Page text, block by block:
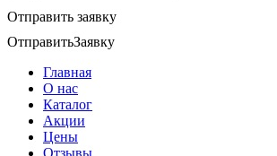
Отправить заявку
ОтправитьЗаявку
Главная
О нас
Каталог
Акции
Цены
Отзывы